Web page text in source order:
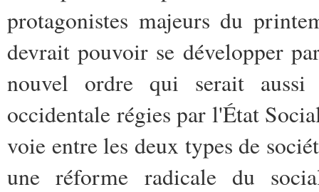
protagonistes majeurs du
devrait pouvoir se développer
nouvel ordre qui serait aussi
occidentale régies par l'État
voie entre les deux types de
une réforme radicale du